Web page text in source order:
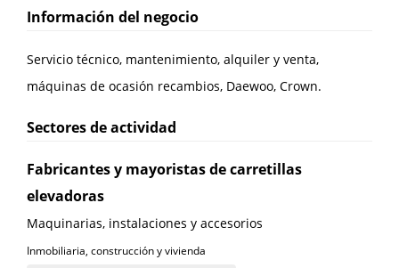
Información del negocio
Servicio técnico, mantenimiento, alquiler y venta,
máquinas de ocasión recambios, Daewoo, Crown.
Sectores de actividad
Fabricantes y mayoristas de carretillas
elevadoras
Maquinarias, instalaciones y accesorios
Inmobiliaria, construcción y vivienda